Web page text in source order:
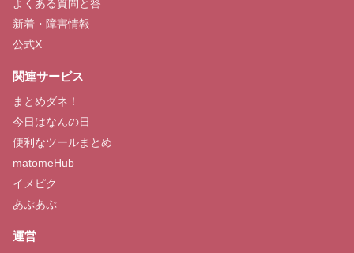
よくある質問と答
新着・障害情報
公式X
関連サービス
まとめダネ！
今日はなんの日
便利なツールまとめ
matomeHub
イメピク
あぷあぷ
運営